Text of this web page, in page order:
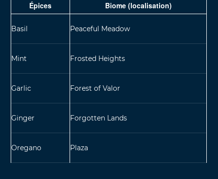
Épices Biome (localisation)
Basil Peaceful Meadow
Mint Frosted Heights
Garlic Forest of Valor
Ginger Forgotten Lands
Oregano Plaza